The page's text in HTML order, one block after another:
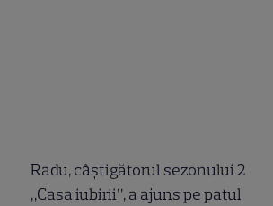
Radu, câștigătorul sezonului 2
„Casa iubirii”, a ajuns pe patul